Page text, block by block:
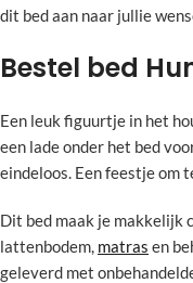
dit bed aan naar jullie
Bestel bed
Een leuk figuurtje in het
een lade onder het bed
eindeloos. Een feestje om
Dit bed maak je makkelijk
lattenbodem, matras en
geleverd met